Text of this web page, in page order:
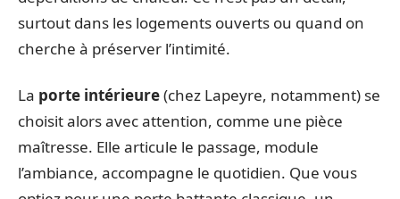
surtout dans les logements ouverts ou quand on
cherche à préserver l’intimité.
La porte intérieure(chez Lapeyre, notamment) se
choisit alors avec attention, comme une pièce
maîtresse. Elle articule le passage, module
l’ambiance, accompagne le quotidien. Que vous